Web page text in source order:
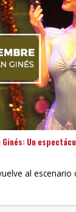
Un
al escenario